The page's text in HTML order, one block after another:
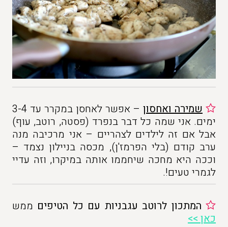
שמירה ואחסון
– אפשר לאחסן במקרר עד 3-4
ימים. אני שמה כל דבר בנפרד (פסטה, רוטב, עוף)
אבל אם זה לילדים לצהריים – אני מרכיבה מנה
ערב קודם (בלי הפרמז'ן), מכסה בניילון נצמד –
וככה היא מחכה שיחממו אותה במיקרו, וזה עדיי
לגמרי טעים!.
המתכון לרוטב עגבניות עם כל הטיפים ממש
כאן >>